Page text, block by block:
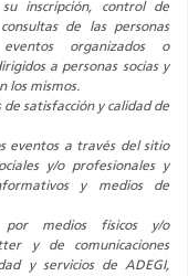
inscripción, control de
de las personas
organizados o
a personas socias y
los mismos.
de satisfacción y calidad de
eventos a través del sitio
y/o profesionales y
y medios de
medios físicos y/o
y de comunicaciones
y servicios de ADEGI,